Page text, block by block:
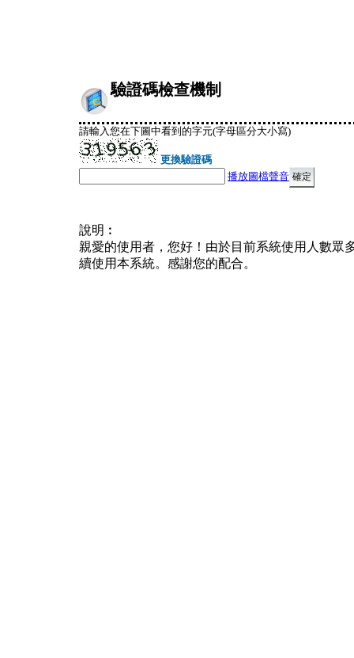
驗證碼檢查機制
請輸入您在下圖中看到的字元(字母區分大小寫)
更換驗證碼
播放圖檔聲音
說明︰
親愛的使用者，您好！由於目前系統使用人數眾
續使用本系統。感謝您的配合。